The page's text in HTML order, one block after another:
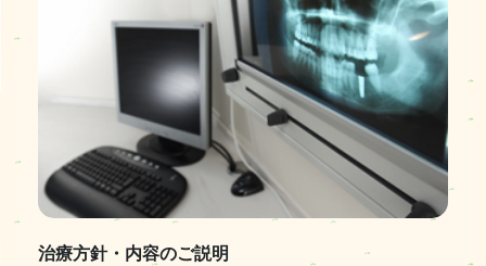
治療方針・内容のご説明